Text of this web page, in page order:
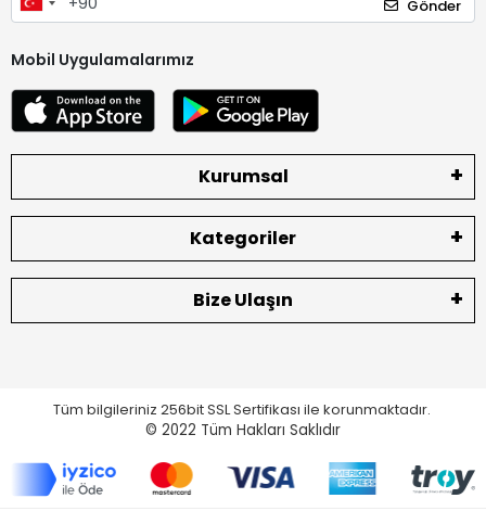
Gönder
Mobil Uygulamalarımız
Kurumsal
Kategoriler
Bize Ulaşın
Tüm bilgileriniz 256bit SSL Sertifikası ile korunmaktadır.
© 2022 Tüm Hakları Saklıdır